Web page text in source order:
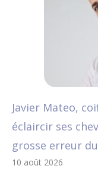
Javier Mateo,
éclaircir ses
grosse erreur
10 août 2026